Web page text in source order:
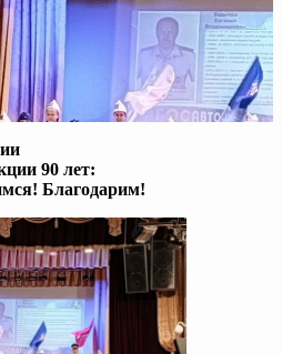
90 лет:
Благодарим!